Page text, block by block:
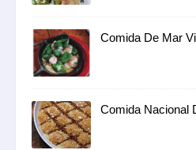
Comida De Mar
Comida Nacional